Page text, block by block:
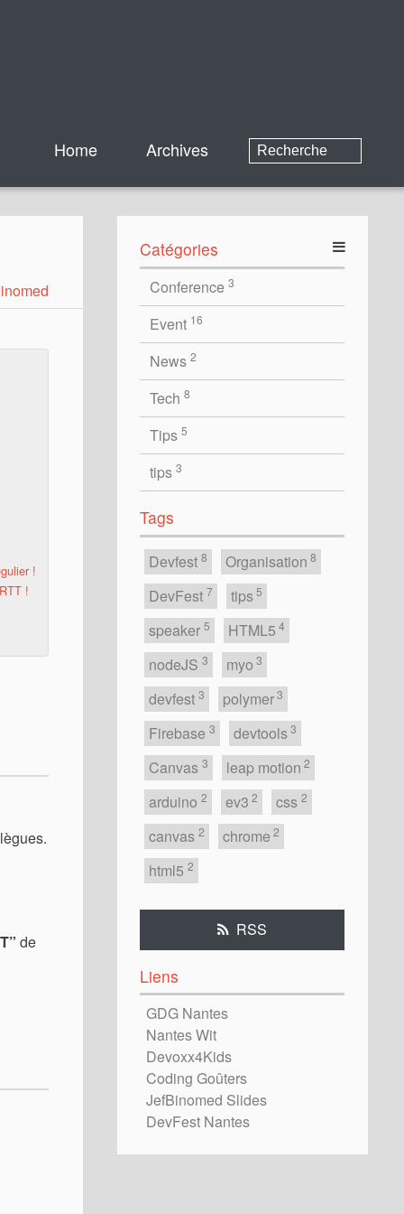
Home Archives
!
!
de
Catégories
Conference 3
Event 16
News 2
Tech 8
Tips 5
tips 3
Tags
Devfest 8 Organisation 8
DevFest 7 tips 5
speaker 5 HTML5 4
nodeJS 3 myo 3
devfest 3 polymer 3
Firebase 3 devtools 3
Canvas 3 leap motion 2
arduino 2 ev3 2 css 2
canvas 2 chrome 2
html5 2
RSS
Liens
GDG Nantes
Nantes Wit
Devoxx4Kids
Coding Goûters
JefBinomed Slides
DevFest Nantes